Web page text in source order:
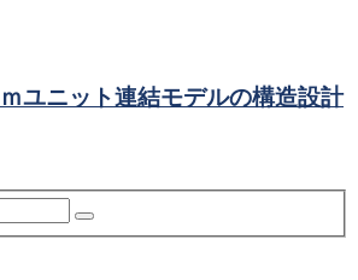
ユニット連結モデルの構造設計